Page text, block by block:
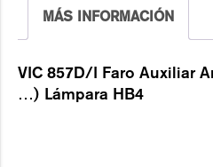
MÁS INFORMACIÓN
VIC 857D/I Faro Auxiliar
…) Lámpara HB4